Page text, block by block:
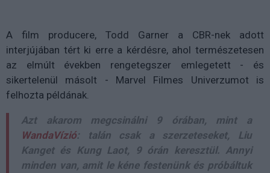
A film producere, Todd Garner a CBR-nek adott
interjújában tért ki erre a kérdésre, ahol természetesen
az elmúlt években rengetegszer emlegetett - és
sikertelenül másolt - Marvel Filmes Univerzumot is
felhozta példának.
Azt akarom megcsinálni 9 órában, mint a
WandaVízió: talán csak a szerzeteseket, Liu
Kanget és Kung Laot, 9 órán keresztül. Annyi
minden van, amit le kéne festenünk és próbáltuk